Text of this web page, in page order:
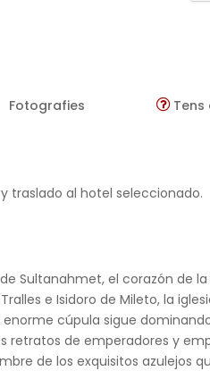
Fotografies Tens
traslado al hotel seleccionado.
Sultanahmet, el corazón de
e Isidoro de Mileto, la
cúpula sigue
retratos de emperadores y
de los exquisitos azulejos